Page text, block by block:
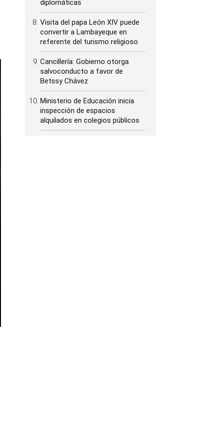
diplomáticas
Visita del papa León XIV puede
convertir a Lambayeque en
referente del turismo religioso
Cancillería: Gobierno otorga
salvoconducto a favor de
Betssy Chávez
Ministerio de Educación inicia
inspección de espacios
alquilados en colegios públicos